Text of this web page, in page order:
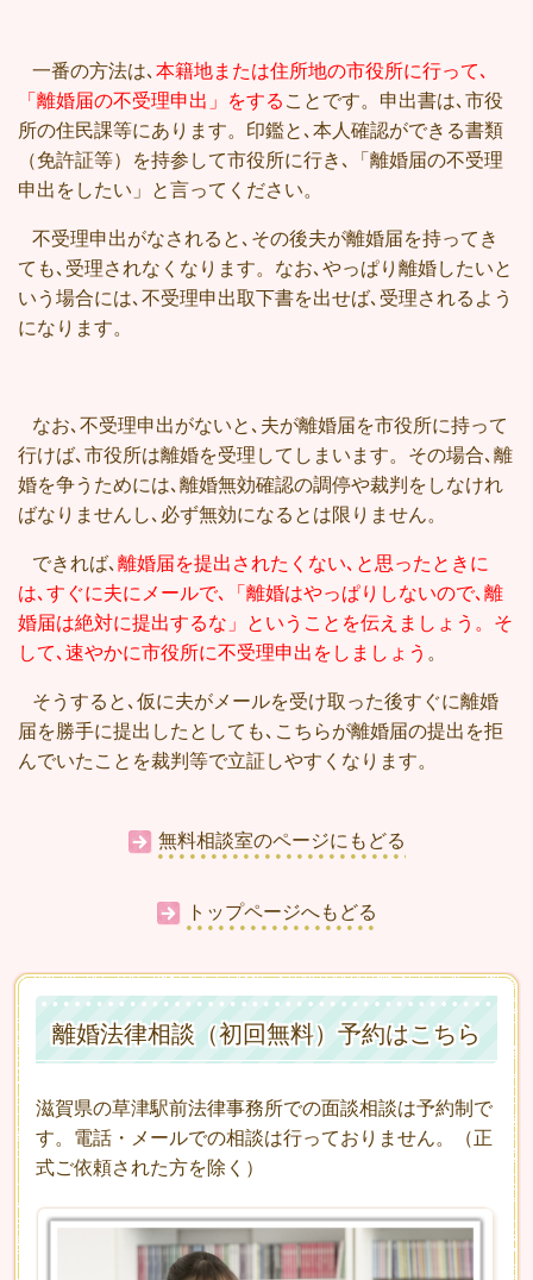
一番の方法は､ 本籍地または住所地の市役所に行って､
「離婚届の不受理申出」をする ことです。申出書は､市役
所の住民課等にあります。印鑑と､本人確認ができる書類
（免許証等）を持参して市役所に行き､「離婚届の不受理
申出をしたい」と言ってください。
不受理申出がなされると､その後夫が離婚届を持ってき
ても､受理されなくなります。なお､やっぱり離婚したいと
いう場合には､不受理申出取下書を出せば､受理されるよう
になります。
なお､不受理申出がないと､夫が離婚届を市役所に持って
行けば､市役所は離婚を受理してしまいます。その場合､離
婚を争うためには､離婚無効確認の調停や裁判をしなけれ
ばなりませんし､必ず無効になるとは限りません。
できれば､ 離婚届を提出されたくない､と思ったときに
は､すぐに夫にメールで､「離婚はやっぱりしないので､離
婚届は絶対に提出するな」ということを伝えましょう。そ
して､速やかに市役所に不受理申出をしましょう 。
そうすると､仮に夫がメールを受け取った後すぐに離婚
届を勝手に提出したとしても､こちらが離婚届の提出を拒
んでいたことを裁判等で立証しやすくなります。
無料相談室のページにもどる
トップページへもどる
離婚法律相談（初回無料）予約はこちら
滋賀県の草津駅前法律事務所での面談相談は予約制で
す。電話・メールでの相談は行っておりません。（正
式ご依頼された方を除く）